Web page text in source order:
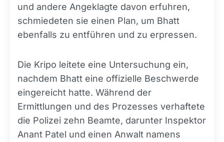
und andere Angeklagte davon erfuhren,
schmiedeten sie einen Plan, um Bhatt
ebenfalls zu entführen und zu erpressen.
Die Kripo leitete eine Untersuchung ein,
nachdem Bhatt eine offizielle Beschwerde
eingereicht hatte. Während der
Ermittlungen und des Prozesses verhaftete
die Polizei zehn Beamte, darunter Inspektor
Anant Patel und einen Anwalt namens